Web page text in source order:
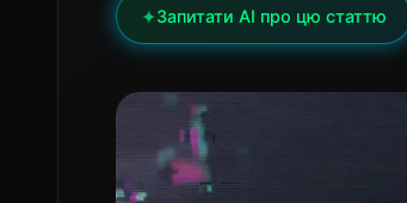
✦Запитати AI про цю статтю